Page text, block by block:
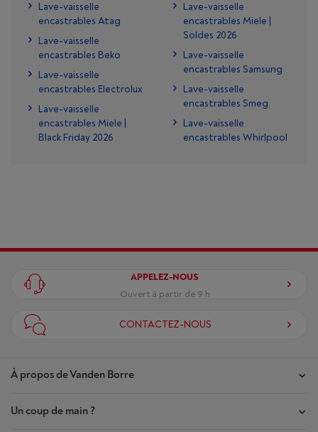
Lave-vaisselle
encastrables Atag
Lave-vaisselle
encastrables Beko
Lave-vaisselle
encastrables Electrolux
Lave-vaisselle
encastrables Miele |
Black Friday 2026
Lave-vaisselle
encastrables Miele |
Soldes 2026
Lave-vaisselle
encastrables Samsung
Lave-vaisselle
encastrables Smeg
Lave-vaisselle
encastrables Whirlpool
À propos de Vanden Borre
Nos magasins
Un coup de main ?
APPELEZ-NOUS
Ouvert à partir de 9 h
CONTACTEZ-NOUS